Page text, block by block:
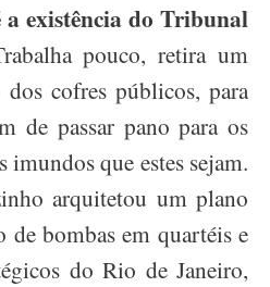
a existência do Tribunal
pouco, retira um
cofres públicos, para
de passar pano para os
imundos que estes sejam.
arquitetou um plano
de bombas em quartéis e
do Rio de Janeiro,